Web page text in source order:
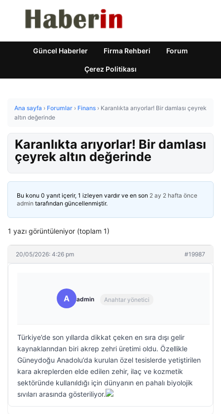
Güncel Haberler Firma Rehberi Forum
Çerez Politikası
Ana sayfa › Forumlar › Finans › Karanlıkta arıyorlar! Bir damlası çeyrek
altın değerinde
Karanlıkta arıyorlar! Bir damlası
çeyrek altın değerinde
Bu konu 0 yanıt içerir, 1 izleyen vardır ve en son 2 ay 2 hafta önce
admin tarafından güncellenmiştir.
1 yazı görüntüleniyor (toplam 1)
20/05/2026: 4:26 pm #19987
A admin Anahtar yönetici
Türkiye’de son yıllarda dikkat çeken en sıra dışı gelir
kaynaklarından biri akrep zehri üretimi oldu. Özellikle
Güneydoğu Anadolu’da kurulan özel tesislerde yetiştirilen
kara akreplerden elde edilen zehir, ilaç ve kozmetik
sektöründe kullanıldığı için dünyanın en pahalı biyolojik
sıvıları arasında gösteriliyor.